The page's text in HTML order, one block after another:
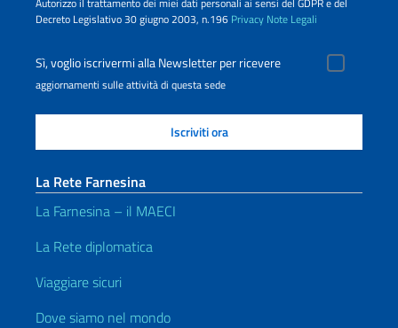
Decreto Legislativo 30 giugno 2003, n.196 Privacy Note Legali
Sì, voglio iscrivermi alla Newsletter per ricevere
aggiornamenti sulle attività di questa sede
La Rete Farnesina
La Farnesina – il MAECI
La Rete diplomatica
Viaggiare sicuri
Dove siamo nel mondo